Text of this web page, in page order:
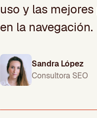
uso y las
en la navegación.
Sandra López
Consultora SEO